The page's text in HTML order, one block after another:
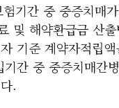
기간 중 중증치매
및 해약환급금 산
기준 계약자적립
기간 중 중증치매간
.